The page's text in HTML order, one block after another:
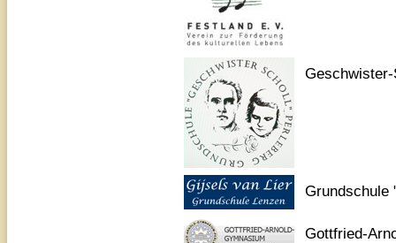
Grundschule
Gottfried-